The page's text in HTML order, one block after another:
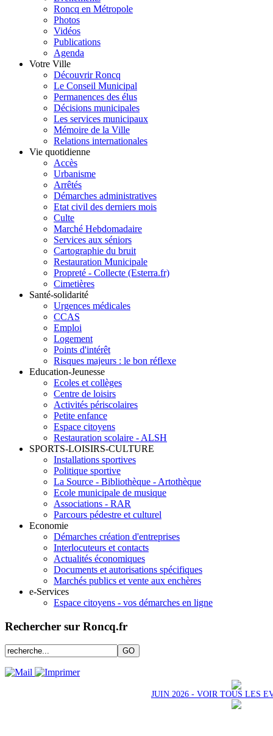
Roncq en Métropole
Photos
Vidéos
Publications
Agenda
Votre Ville
Découvrir Roncq
Le Conseil Municipal
Permanences des élus
Décisions municipales
Les services municipaux
Mémoire de la Ville
Relations internationales
Vie quotidienne
Accès
Urbanisme
Arrêtés
Démarches administratives
Etat civil des derniers mois
Culte
Marché Hebdomadaire
Services aux séniors
Cartographie du bruit
Restauration Municipale
Propreté - Collecte (Esterra.fr)
Cimetières
Santé-solidarité
Urgences médicales
CCAS
Emploi
Logement
Points d'intérêt
Risques majeurs : le bon réflexe
Education-Jeunesse
Ecoles et collèges
Centre de loisirs
Activités périscolaires
Petite enfance
Espace citoyens
Restauration scolaire - ALSH
SPORTS-LOISIRS-CULTURE
Installations sportives
Politique sportive
La Source - Bibliothèque - Artothèque
Ecole municipale de musique
Associations - RAR
Parcours pédestre et culturel
Economie
Démarches création d'entreprises
Interlocuteurs et contacts
Actualités économiques
Documents et autorisations spécifiques
Marchés publics et vente aux enchères
e-Services
Espace citoyens - vos démarches en ligne
Rechercher sur Roncq.fr
JUIN 2026 - VOIR TOUS LES